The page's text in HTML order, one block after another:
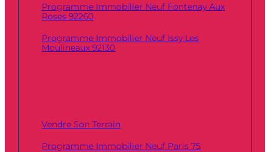
Programme Immobilier Neuf Fontenay Aux
Roses 92260
Programme Immobilier Neuf Issy Les
Moulineaux 92130
Vendre Son Terrain
Programme Immobilier Neuf Paris 75